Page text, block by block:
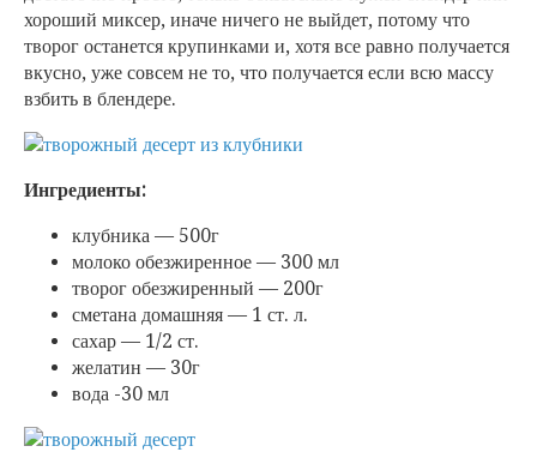
хороший миксер, иначе ничего не выйдет, потому что
творог останется крупинками и, хотя все равно получается
вкусно, уже совсем не то, что получается если всю массу
взбить в блендере.
Ингредиенты:
клубника — 500г
молоко обезжиренное — 300 мл
творог обезжиренный — 200г
сметана домашняя — 1 ст. л.
сахар — 1/2 ст.
желатин — 30г
вода -30 мл